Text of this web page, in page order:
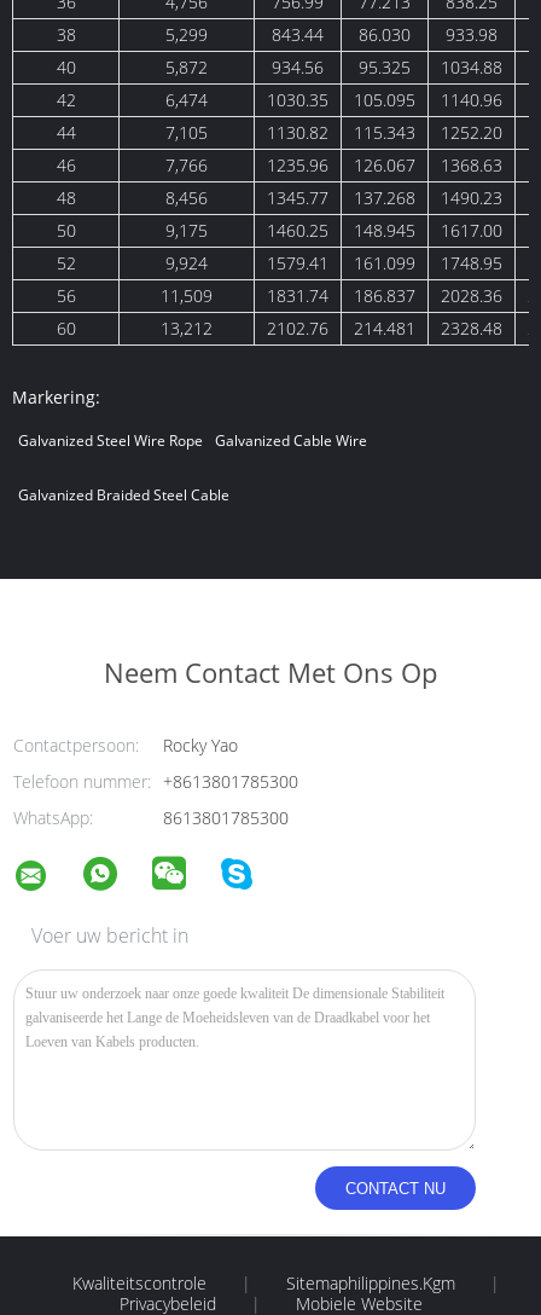
38
5,299 843.44 86.030 933.98
40
5,872 934.56 95.325 1034.88
42
6,474 1030.35 105.095 1140.96
44
7,105 1130.82 115.343 1252.20
46
7,766 1235.96 126.067 1368.63
48
8,456 1345.77 137.268 1490.23
50
9,175 1460.25 148.945 1617.00
52
9,924 1579.41 161.099 1748.95
56
11,509 1831.74 186.837 2028.36
60
13,212 2102.76 214.481 2328.48
Markering:
Galvanized Steel Wire Rope Galvanized Cable Wire
Galvanized Braided Steel Cable
Neem Contact Met Ons Op
Contactpersoon:
Rocky Yao
Telefoon nummer: +8613801785300
WhatsApp:
8613801785300
Voer uw bericht in
Kwaliteitscontrole | Sitemaphilippines.kgm
|
Privacybeleid
| Mobiele Website